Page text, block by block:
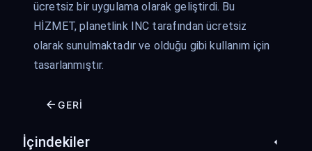
ücretsiz bir uygulama olarak geliştirdi. Bu
HİZMET, planetlink INC tarafından ücretsiz
olarak sunulmaktadır ve olduğu gibi kullanım için
tasarlanmıştır.
GERI
İçindekiler